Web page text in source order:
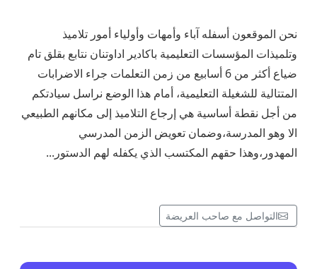
نحن الموقعون أسفله آباء وأمهات وأولياء أمور تلاميذ
وتلميذات المؤسسات التعليمية باكادير اداوتنان نتابع بقلق تام
ضياع أكثر من 6 أسابيع من زمن التعلمات جراء الاضرابات
المتتالية للشغيلة التعليمية، أمام هذا الوضع نراسل سيادتكم
من أجل نقطة أساسية هي إرجاع التلاميذ إلى مكانهم الطبيعي
الا وهو المدرسة،وضمان تعويض الزمن المدرسي
المهدور،وهذا حقهم المكتسب الذي يكفله لهم الدستور...
التواصل مع صاحب العريضة